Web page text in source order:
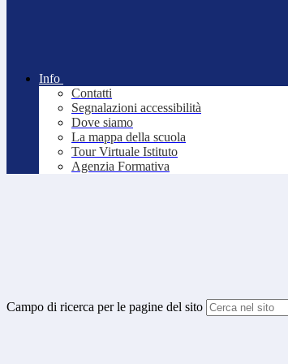
Info
Contatti
Segnalazioni accessibilità
Dove siamo
La mappa della scuola
Tour Virtuale Istituto
Agenzia Formativa
Campo di ricerca per le pagine del sito